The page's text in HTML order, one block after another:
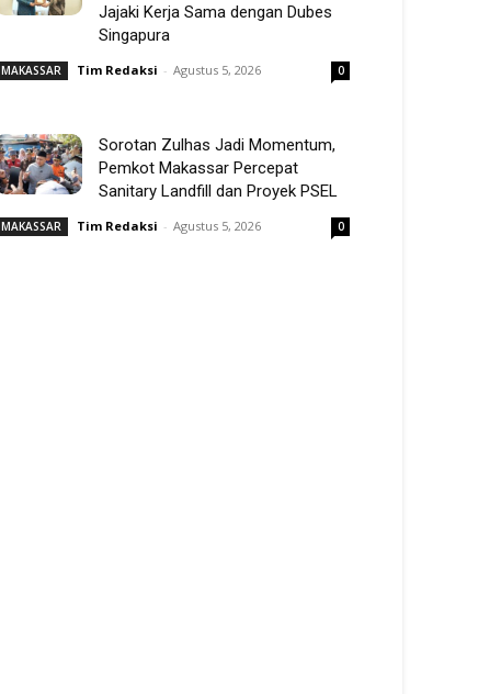
Jajaki Kerja Sama dengan Dubes
Singapura
MAKASSAR Tim Redaksi - Agustus 5, 2026 0
Sorotan Zulhas Jadi Momentum,
Pemkot Makassar Percepat
Sanitary Landfill dan Proyek PSEL
MAKASSAR Tim Redaksi - Agustus 5, 2026 0